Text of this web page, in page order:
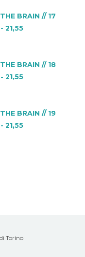
BRAIN // 17
21,55
BRAIN // 18
21,55
BRAIN // 19
21,55
Torino